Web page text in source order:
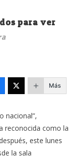
para ver
Más
nacional”,
reconocida como la
este lunes
la sala